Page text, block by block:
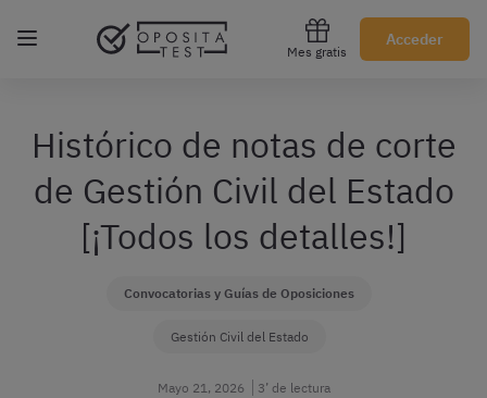
Mes gratis
Acceder
Regístrate gratis
Histórico de notas de corte
de Gestión Civil del Estado
[¡Todos los detalles!]
Convocatorias y Guías de Oposiciones
Gestión Civil del Estado
Mayo 21, 2026 3’ de lectura